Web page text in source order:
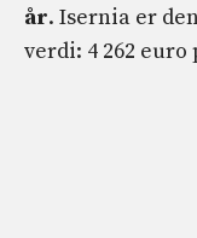
år. Isernia er
verdi: 4 262 euro